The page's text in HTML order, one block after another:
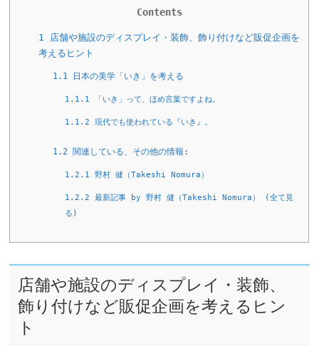
Contents
1 店舗や施設のディスプレイ・装飾、飾り付けなど販促企画を
考えるヒント
1.1日本の美学「いき」を考える
1.1.1 「いき」って、ほめ言葉ですよね。
1.1.2 現代でも使われている『いき』。
1.2関連している、その他の情報:
1.2.1 野村 健（Takeshi Nomura）
1.2.2
最新記事 by 野村 健（Takeshi Nomura） (全て見
る)
店舗や施設のディスプレイ・装飾、
飾り付けなど販促企画を考えるヒン
ト